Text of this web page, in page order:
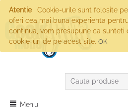
Atentie
Cookie-urile sunt folosite
oferi cea mai buna experienta
continua, vom presupune ca sunteti
cookie-uri de pe acest site. OK
Meniu